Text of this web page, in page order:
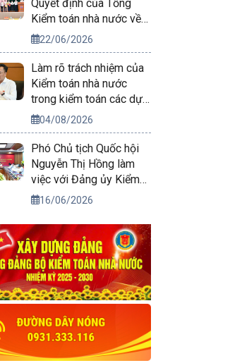
Quyết định của Tổng
Kiểm toán nhà nước về
công tác cán bộ
22/06/2026
Làm rõ trách nhiệm của
Kiểm toán nhà nước
trong kiểm toán các dự
án phục vụ APEC 2027
04/08/2026
Phó Chủ tịch Quốc hội
Nguyễn Thị Hồng làm
việc với Đảng ủy Kiểm
toán nhà nước
16/06/2026